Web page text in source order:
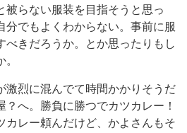
被らない服装を目指そうと思っ
分でもよくわからない。事前に服
べきだろうか。とか思ったりもし
激烈に混んでて時間かかりそうだ
？へ。勝負に勝つでカツカレー！
カレー頼んだけど、かよさんもそ